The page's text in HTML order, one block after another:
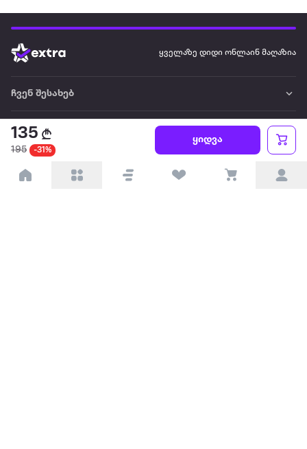
135
195 -31%
ყიდვა
ყველაზე დიდი ონლაინ მაღაზია
ჩვენ შესახებ
წესები და პირობები